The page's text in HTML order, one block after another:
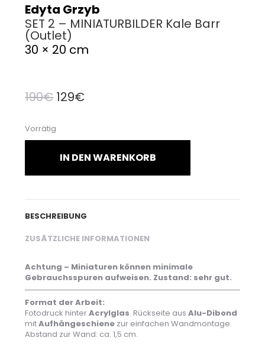
Edyta Grzyb
SET 2 – MINIATURBILDER Kale Barr
(Outlet)
30 × 20 cm
190€Ursprünglicher
129€Aktueller
Vorrätig
IN DEN WARENKORB
BESCHREIBUNG
ZUSÄTZLICHE INFORMATIONEN
Achtung – Miniaturen können minimale
Gebrauchsspuren aufweisen. Zustand: sehr gut.
Format der Arbeit:
Fotodruck hinterAcrylglas. Rückseite ausAlu-Dibond
mitAufhängeschiene zur einfachen Wandmontage.
Abstand zur Wand: ca. 1,5 cm.